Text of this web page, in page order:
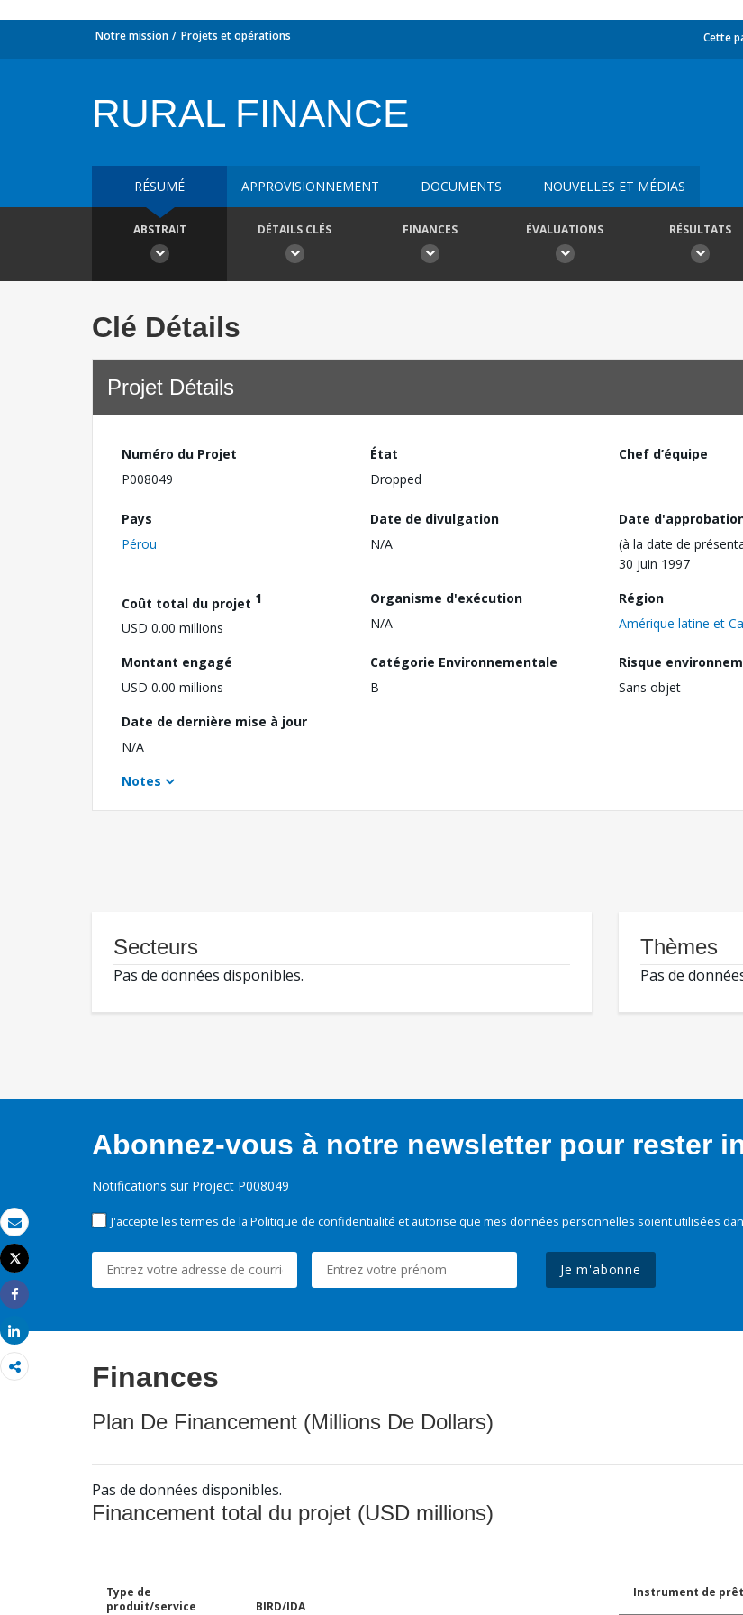
Email
Imprimer
Tweet
Share
Share
Notre mission Projets et opérations Cette
RURAL FINANCE
RÉSUMÉ APPROVISIONNEMENT DOCUMENTS NOUVELLES ET MÉDIAS
ABSTRAIT DÉTAILS CLÉS FINANCES ÉVALUATIONS RÉSULTATS
Clé Détails
Projet Détails
Numéro du Projet
P008049
État
Dropped
Chef d’équipe
Pays
Pérou
Date de divulgation
N/A
Date
(à la date de
30 juin 1997
Coût total du projet 1
USD 0.00 millions
Organisme d'exécution
N/A
Région
Amérique latine et
Montant engagé
USD 0.00 millions
Catégorie Environnementale
B
Risque
Sans objet
Date de dernière mise à jour
N/A
Notes
Secteurs
Pas de données disponibles.
Thèmes
Pas de
Abonnez-vous à notre newsletter pour rester
Notifications sur Project P008049
J'accepte les termes de la Politique de confidentialité et autorise que mes données personnelles soient utilisées
Je m'abonne
Finances
Plan De Financement (Millions De Dollars)
Pas de données disponibles.
Financement total du projet (USD millions)
Type de
produit/service
BIRD/IDA
Instrument de prêt